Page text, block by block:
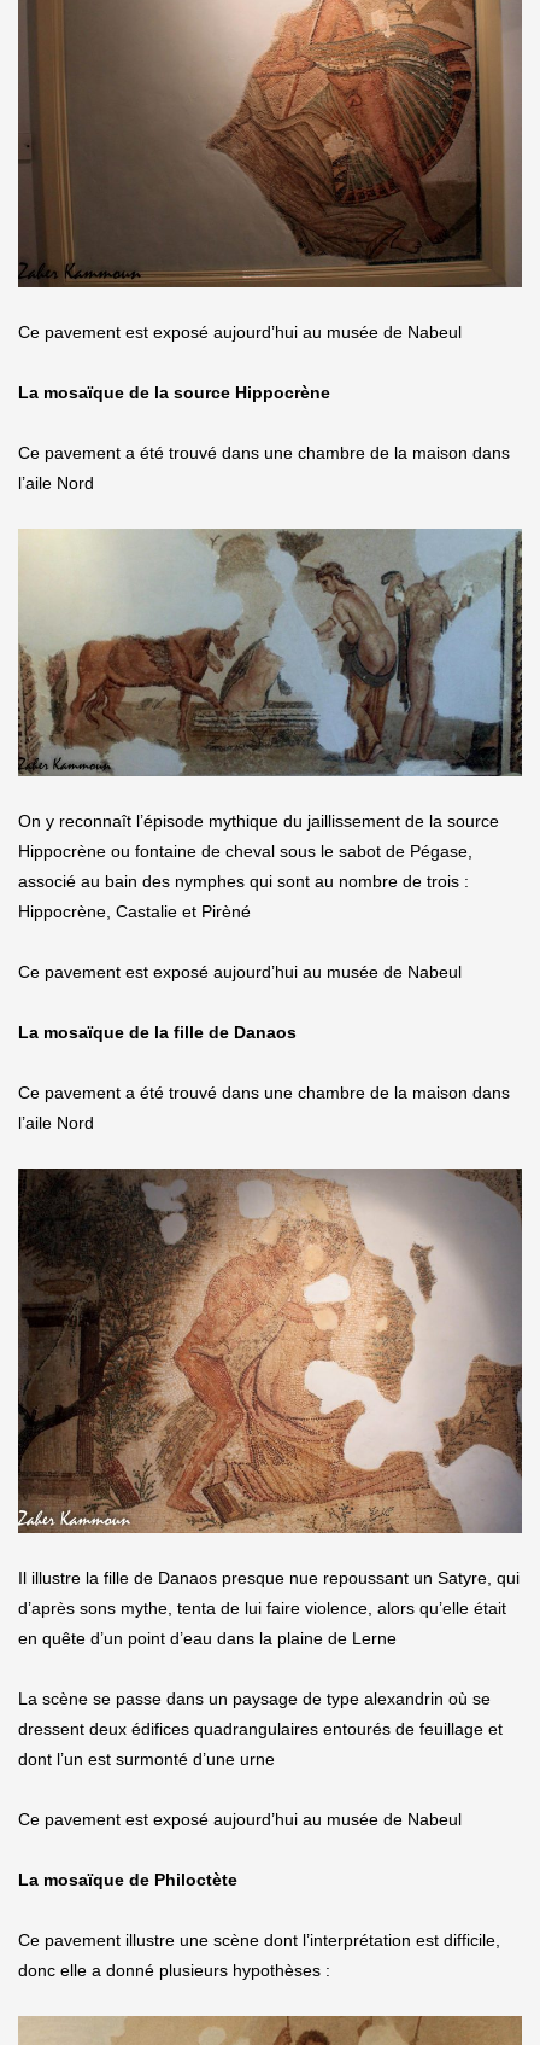
Ce pavement est exposé aujourd’hui au musée de Nabeul
La mosaïque de la source Hippocrène
Ce pavement a été trouvé dans une chambre de la maison dans
l’aile Nord
On y reconnaît l’épisode mythique du jaillissement de la source
Hippocrène ou fontaine de cheval sous le sabot de Pégase,
associé au bain des nymphes qui sont au nombre de trois :
Hippocrène, Castalie et Pirèné
Ce pavement est exposé aujourd’hui au musée de Nabeul
La mosaïque de la fille de Danaos
Ce pavement a été trouvé dans une chambre de la maison dans
l’aile Nord
Il illustre la fille de Danaos presque nue repoussant un Satyre, qui
d’après sons mythe, tenta de lui faire violence, alors qu’elle était
en quête d’un point d’eau dans la plaine de Lerne
La scène se passe dans un paysage de type alexandrin où se
dressent deux édifices quadrangulaires entourés de feuillage et
dont l’un est surmonté d’une urne
Ce pavement est exposé aujourd’hui au musée de Nabeul
La mosaïque de Philoctète
Ce pavement illustre une scène dont l’interprétation est difficile,
donc elle a donné plusieurs hypothèses :